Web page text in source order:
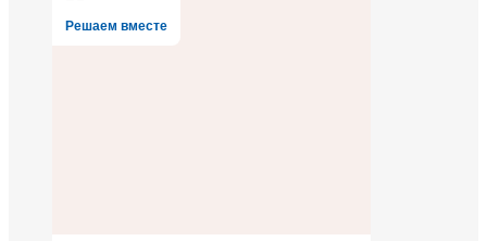
Решаем вместе